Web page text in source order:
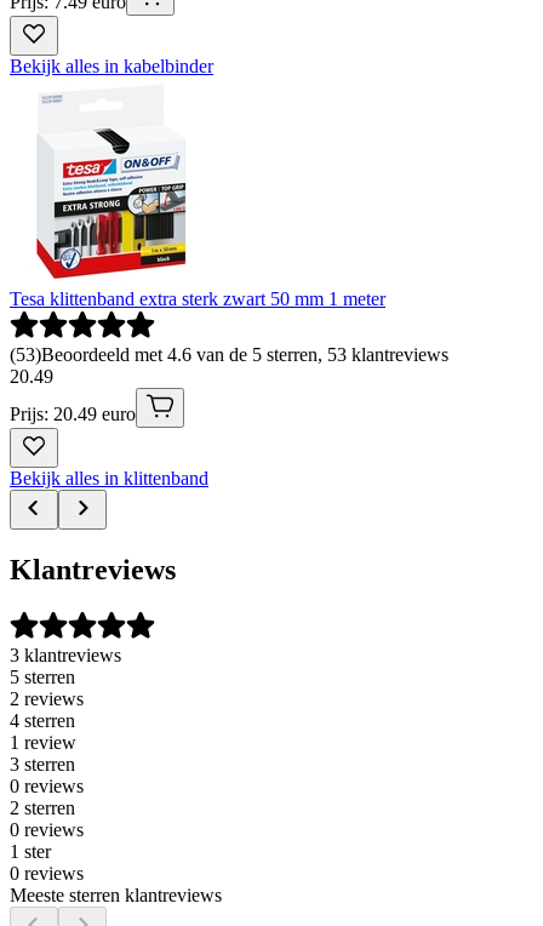
Bekijk alles in kabelbinder
Tesa klittenband extra sterk zwart 50 mm 1 meter
(53)Beoordeeld met 4.6 van de 5 sterren, 53 klantreviews
20.49
Prijs: 20.49 euro
Bekijk alles in klittenband
Klantreviews
3 klantreviews
5 sterren
2 reviews
4 sterren
1 review
3 sterren
0 reviews
2 sterren
0 reviews
1 ster
0 reviews
Meeste sterren klantreviews